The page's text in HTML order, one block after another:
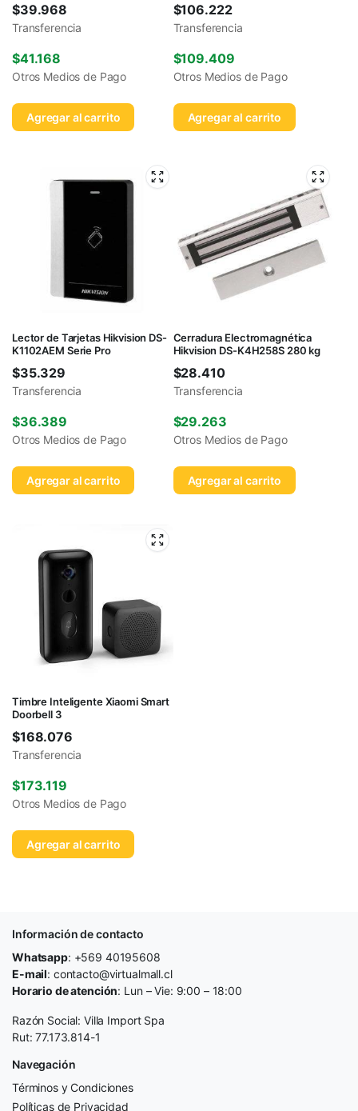
$39.968
Transferencia
$41.168
Otros Medios de Pago
Agregar al carrito
$106.222
Transferencia
$109.409
Otros Medios de Pago
Agregar al carrito
Lector de Tarjetas Hikvision DS-
K1102AEM Serie Pro
$35.329
Transferencia
$36.389
Otros Medios de Pago
Agregar al carrito
Cerradura Electromagnética
Hikvision DS-K4H258S 280 kg
$28.410
Transferencia
$29.263
Otros Medios de Pago
Agregar al carrito
Timbre Inteligente Xiaomi Smart
Doorbell 3
$168.076
Transferencia
$173.119
Otros Medios de Pago
Agregar al carrito
Información de contacto
Whatsapp: +569 40195608
E-mail: contacto@virtualmall.cl
Horario de atención: Lun – Vie: 9:00 – 18:00
Razón Social: Villa Import Spa
Rut: 77.173.814-1
Navegación
Términos y Condiciones
Políticas de Privacidad